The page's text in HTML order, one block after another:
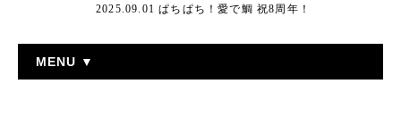
2025.09.01 ぱちぱち！愛で鯛 祝8周年！
MENU ▼